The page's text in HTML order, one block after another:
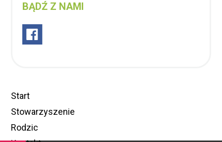
BĄDŹ Z NAMI
Start
Stowarzyszenie
Rodzic